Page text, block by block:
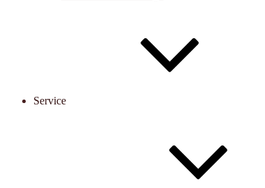
Service